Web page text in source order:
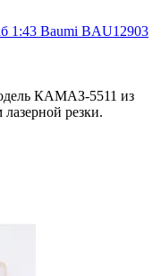
1:43 Baumi BAU12903
КАМАЗ-5511 из
резки.